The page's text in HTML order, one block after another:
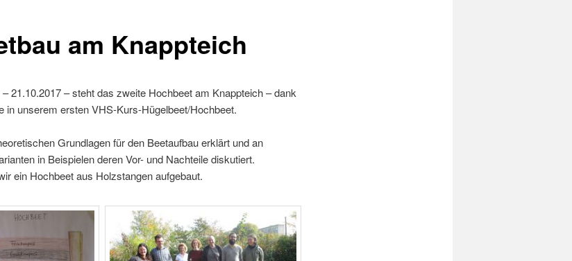
am Knappteich
21.10.2017 – steht das zweite Hochbeet am Knappteich – dank
in unserem ersten VHS-Kurs-Hügelbeet/Hochbeet.
Grundlagen für den Beetaufbau erklärt und an
in Beispielen deren Vor- und Nachteile diskutiert.
ein Hochbeet aus Holzstangen aufgebaut.